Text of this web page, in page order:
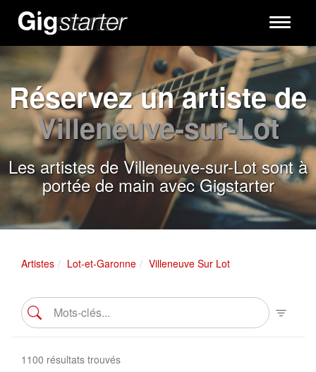
Toggle
Réservez un artiste de
Villeneuve-sur-Lot
Les artistes de Villeneuve-sur-Lot sont à
portée de main avec Gigstarter
Artistes Lot-et-Garonne Villeneuve Sur Lot
1100 résultats trouvés